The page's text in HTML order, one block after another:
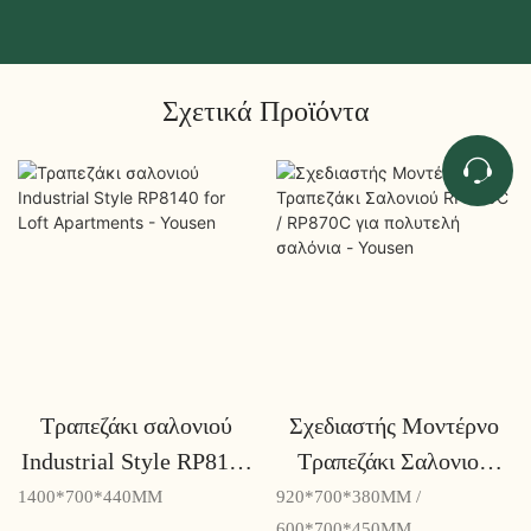
Σχετικά Προϊόντα
Τραπεζάκι σαλονιού
Industrial Style RP8140
for Loft Apartments -
1400*700*440MM
Σχεδιαστής Μοντέρνο
Τραπεζάκι Σαλονιού
RP890C / RP870C για
920*700*380MM /